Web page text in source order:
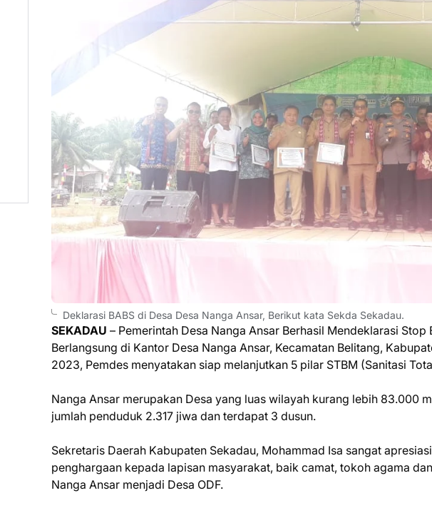
Deklarasi BABS di Desa Desa Nanga Ansar, Berikut kata Sekda Sekadau.
SEKADAU – Pemerintah Desa Nanga Ansar Berhasil Mendeklarasi Stop
Berlangsung di Kantor Desa Nanga Ansar, Kecamatan Belitang,
2023, Pemdes menyatakan siap melanjutkan 5 pilar STBM (Sanitasi
Nanga Ansar merupakan Desa yang luas wilayah kurang lebih 83.000
jumlah penduduk 2.317 jiwa dan terdapat 3 dusun.
Sekretaris Daerah Kabupaten Sekadau, Mohammad Isa sangat
penghargaan kepada lapisan masyarakat, baik camat, tokoh agama
Nanga Ansar menjadi Desa ODF.